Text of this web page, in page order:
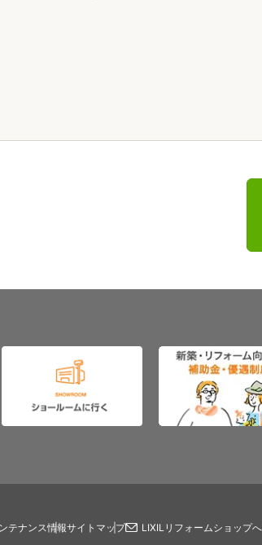
テナンス情報サイトマップ LIXILリフォームショップ